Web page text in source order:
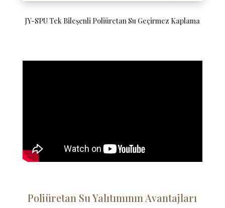
JY-SPU Tek Bileşenli Poliüretan Su Geçirmez Kaplama
Poliüretan Su Yalıtımının Avantajları